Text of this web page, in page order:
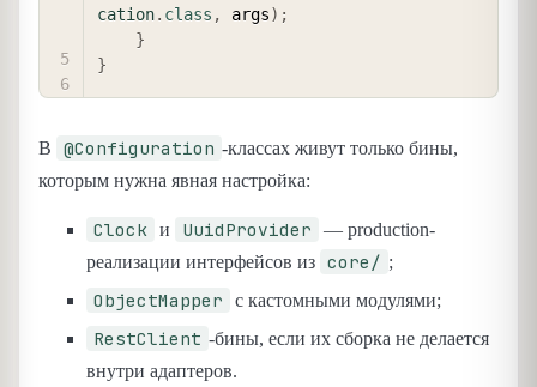
cation. class , args) ;
}
}
В @Configuration -классах живут только бины,
которым нужна явная настройка:
Clock и UuidProvider
— production-
реализации интерфейсов из core/ ;
ObjectMapper с кастомными модулями;
RestClient -бины, если их сборка не делается
внутри адаптеров.